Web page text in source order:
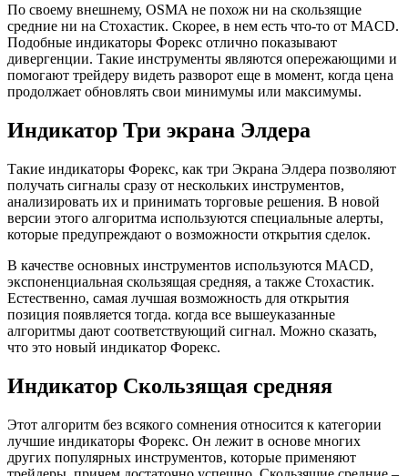
По своему внешнему, OSMA не похож ни на скользящие
средние ни на Стохастик. Скорее, в нем есть что-то от MACD.
Подобные индикаторы Форекс отлично показывают
дивергенции. Такие инструменты являются опережающими и
помогают трейдеру видеть разворот еще в момент, когда цена
продолжает обновлять свои минимумы или максимумы.
Индикатор Три экрана Элдера
Такие индикаторы Форекс, как три Экрана Элдера позволяют
получать сигналы сразу от нескольких инструментов,
анализировать их и принимать торговые решения. В новой
версии этого алгоритма используются специальные алерты,
которые предупреждают о возможности открытия сделок.
В качестве основных инструментов используются MACD,
экспоненциальная скользящая средняя, а также Стохастик.
Естественно, самая лучшая возможность для открытия
позиция появляется тогда. когда все вышеуказанные
алгоритмы дают соответствующий сигнал. Можно сказать,
что это новый индикатор Форекс.
Индикатор Скользящая средняя
Этот алгоритм без всякого сомнения относится к категории
лучшие индикаторы Форекс. Он лежит в основе многих
других популярных инструментов, которые применяют